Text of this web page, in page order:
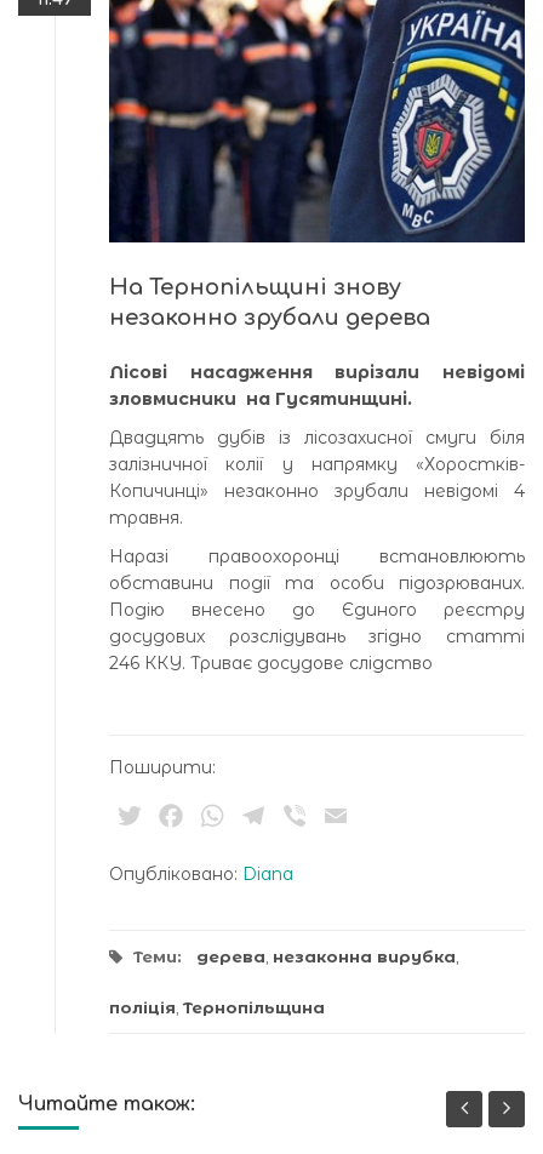
На Тернопільщині знову
незаконно зрубали дерева
Лісові насадження вирізали невідомі
зловмисники на Гусятинщині.
Двадцять дубів із лісозахисної смуги біля
залізничної колії у напрямку «Хоростків-
Копичинці» незаконно зрубали невідомі 4
травня.
Наразі правоохоронці встановлюють
обставини події та особи підозрюваних.
Подію внесено до Єдиного реєстру
досудових розслідувань згідно статті
246 ККУ. Триває досудове слідство
Поширити:
TwitterFacebookWhatsApp
Telegram
Viber
Опубліковано: Diana
Теми: дерева, незаконна вирубка,
поліція, Тернопільщина
Читайте також: